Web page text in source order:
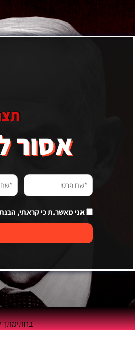
אסור
שם
פרטי (חובה)
שם
אני מאשר.ת כי קראתי,
בחתימתך